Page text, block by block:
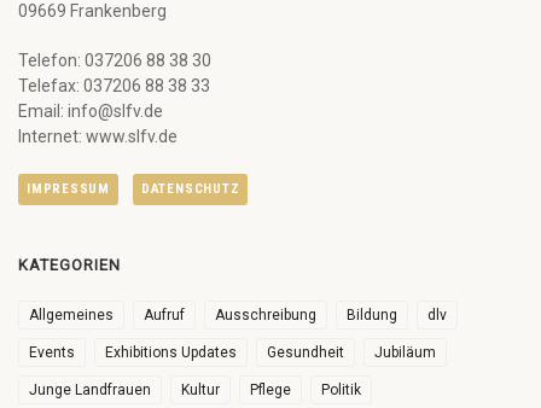
09669 Frankenberg
Telefon: 037206 88 38 30
Telefax: 037206 88 38 33
Email: info@slfv.de
Internet: www.slfv.de
IMPRESSUM DATENSCHUTZ
KATEGORIEN
Allgemeines Aufruf Ausschreibung Bildung dlv
Events Exhibitions Updates Gesundheit Jubiläum
Junge Landfrauen Kultur Pflege Politik